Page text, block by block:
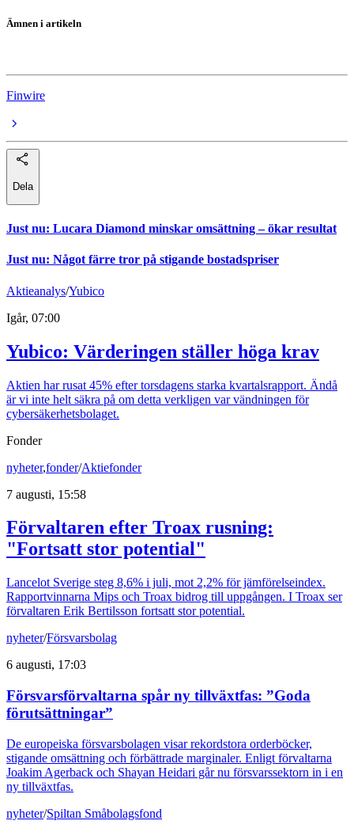
Ämnen i artikeln
Finwire
Dela
Just nu: Lucara Diamond minskar omsättning – ökar resultat
Just nu: Något färre tror på stigande bostadspriser
Aktieanalys/Yubico
Igår, 07:00
Yubico: Värderingen ställer höga krav
Aktien har rusat 45% efter torsdagens starka kvartalsrapport. Ändå
är vi inte helt säkra på om detta verkligen var vändningen för
cybersäkerhetsbolaget.
Fonder
nyheter,fonder/Aktiefonder
7 augusti, 15:58
Förvaltaren efter Troax rusning:
"Fortsatt stor potential"
Lancelot Sverige steg 8,6% i juli, mot 2,2% för jämförelseindex.
Rapportvinnarna Mips och Troax bidrog till uppgången. I Troax ser
förvaltaren Erik Bertilsson fortsatt stor potential.
nyheter/Försvarsbolag
6 augusti, 17:03
Försvarsförvaltarna spår ny tillväxtfas: ”Goda
förutsättningar”
De europeiska försvarsbolagen visar rekordstora orderböcker,
stigande omsättning och förbättrade marginaler. Enligt förvaltarna
Joakim Agerback och Shayan Heidari går nu försvarssektorn in i en
ny tillväxtfas.
nyheter/Spiltan Småbolagsfond